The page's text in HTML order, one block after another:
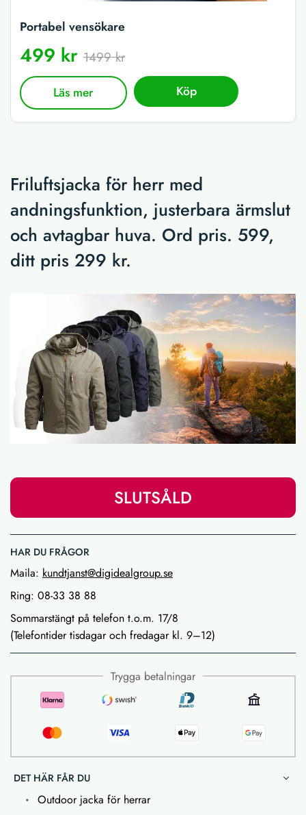
Portabel vensökare
499 kr 1499 kr
Läs mer Köp
Friluftsjacka för herr med
andningsfunktion, justerbara ärmslut
och avtagbar huva. Ord pris. 599,
ditt pris 299 kr.
SLUTSÅLD
HAR DU FRÅGOR
Maila: kundtjanst@digidealgroup.se
Ring: 08-33 38 88
Sommarstängt på telefon t.o.m. 17/8
(Telefontider tisdagar och fredagar kl. 9–12)
Trygga betalningar
DET HÄR FÅR DU
Outdoor jacka för herrar